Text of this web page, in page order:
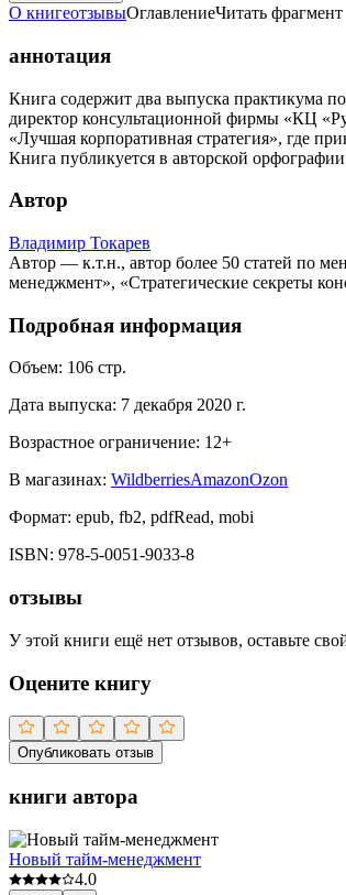
О книгеотзывыОглавлениеЧитать фрагмент
аннотация
Книга содержит два выпуска практикума
директор консультационной фирмы «КЦ
«Лучшая корпоративная стратегия», где
Книга публикуется в авторской
Автор
Владимир Токарев
Автор — к.т.н., автор более 50 статей по
менеджмент», «Стратегические секреты
Подробная информация
Объем: 106 стр.
Дата выпуска: 7 декабря 2020 г.
Возрастное ограничение: 12+
В магазинах: WildberriesAmazonOzon
Формат: epub, fb2, pdfRead, mobi
ISBN: 978-5-0051-9033-8
отзывы
У этой книги ещё нет отзывов, оставьте
Оцените книгу
Опубликовать отзыв
книги автора
Новый тайм-менеджмент
4.0